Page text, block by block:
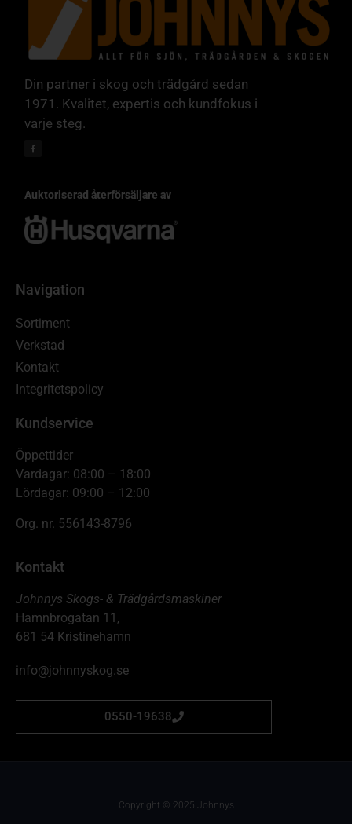
Din partner i skog och trädgård sedan
1971. Kvalitet, expertis och kundfokus i
varje steg.
Auktoriserad återförsäljare av
Navigation
Sortiment
Verkstad
Kontakt
Integritetspolicy
Kundservice
Öppettider
Vardagar: 08:00 – 18:00
Lördagar: 09:00 – 12:00
Org. nr. 556143-8796
Kontakt
Johnnys Skogs- & Trädgårdsmaskiner
Hamnbrogatan 11,
681 54 Kristinehamn
info@johnnyskog.se
0550-19638
Copyright © 2025 Johnnys